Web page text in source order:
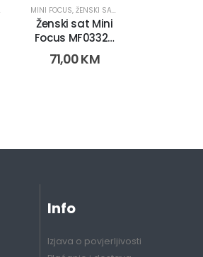
MINI FOCUS,ŽENSKI SATOVI
Ženski sat Mini
Focus MF0332L.
(2753-3)
71,00KM
Info
Izjava o povjerljivosti